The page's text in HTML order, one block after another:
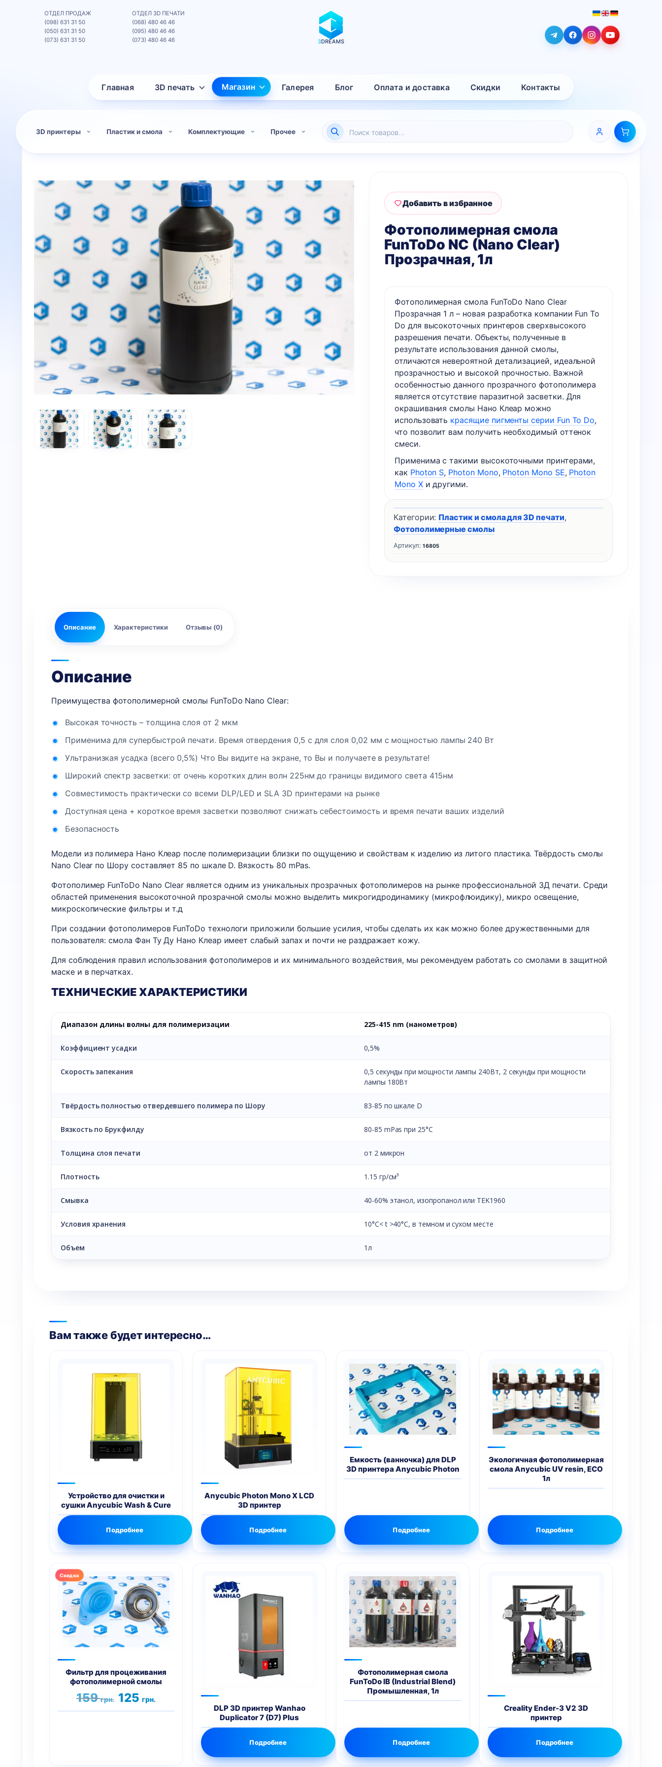
3DREAMS
Главная 3D печать Магазин Галерея Блог Оплата и доставка Скидки Контакты
ОТДЕЛ ПРОДАЖ
(098) 631 31 50
(050) 631 31 50
(073) 631 31 50
ОТДЕЛ 3D ПЕЧАТИ
(068) 480 46 46
(095) 480 46 46
(073) 480 46 46
3D принтеры Пластик и смола Комплектующие Прочее Поиск
Фотополимерная смола
FunToDo NC (Nano Clear)
Прозрачная, 1л
Фотополимерная смола FunToDo Nano Clear
Прозрачная 1 л – новая разработка компании Fun To
Do для высокоточных принтеров сверхвысокого
разрешения печати. Объекты, полученные в
результате использования данной смолы,
отличаются невероятной детализацией, идеальной
прозрачностью и высокой прочностью. Важной
особенностью данного прозрачного фотополимера
является отсутствие паразитной засветки. Для
окрашивания смолы Нано Клеар можно
использовать красящие пигменты серии Fun To Do,
что позволит вам получить необходимый оттенок
смеси.
Применима с такими высокоточными принтерами,
как Photon S, Photon Mono, Photon Mono SE, Photon
Mono Xи другими.
Добавить в избранное
Артикул:16805
Категории: Пластик и смола для 3D печати,
Фотополимерные смолы
Описание Характеристики Отзывы (0)
Описание
Преимущества фотополимерной смолы FunToDo Nano Clear:
Высокая точность – толщина слоя от 2 мкм
Применима для супербыстрой печати. Время отвердения 0,5 с для слоя 0,02 мм с мощностью лампы 240 Вт
Ультранизкая усадка (всего 0,5%) Что Вы видите на экране, то Вы и получаете в результате!
Широкий спектр засветки: от очень коротких длин волн 225нм до границы видимого света 415нм
Совместимость практически со всеми DLP/LED и SLA 3D принтерами на рынке
Доступная цена + короткое время засветки позволяют снижать себестоимость и время печати ваших изделий
Безопасность
Модели из полимера Нано Клеар после полимеризации близки по ощущению и свойствам к изделию из литого пластика. Твёрдость смолы
Nano Clear по Шору составляет 85 по шкале D. Вязкость 80 mPas.
Фотополимер FunToDo Nano Clear является одним из уникальных прозрачных фотополимеров на рынке профессиональной 3Д печати. Среди
областей применения высокоточной прозрачной смолы можно выделить микрогидродинамику (микрофлюидику), микро освещение,
микроскопические фильтры и т.д
При создании фотополимеров FunToDo технологи приложили большие усилия, чтобы сделать их как можно более дружественными для
пользователя: смола Фан Ту Ду Нано Клеар имеет слабый запах и почти не раздражает кожу.
Для соблюдения правил использования фотополимеров и их минимального воздействия, мы рекомендуем работать со смолами в защитной
маске и в перчатках.
ТЕХНИЧЕСКИЕ ХАРАКТЕРИСТИКИ
Диапазон длины волны для полимеризации 225-415 nm (нанометров)
Коэффициент усадки 0,5%
Скорость запекания
0,5 секунды при мощности лампы 240Вт, 2 секунды при мощности
лампы 180Вт
Твёрдость полностью отвердевшего полимера по Шору 83-85 по шкале D
Вязкость по Брукфилду 80-85 mPas при 25°C
Толщина слоя печати от 2 микрон
Плотность 1.15 гр/см³
Смывка 40-60% этанол, изопропанол или TEK1960
Условия хранения 10°C< t >40°C, в темном и сухом месте
Объем 1л
Вам также будет интересно…
Устройство для очистки и
сушки Anycubic Wash & Cure
Подробнее
Anycubic Photon Mono X LCD
3D принтер
Подробнее
Емкость (ванночка) для DLP
3D принтера Anycubic Photon
Подробнее
Экологичная фотополимерная
смола Anycubic UV resin, ECO
1л
Подробнее
Фильтр для процеживания
фотополимерной смолы
159грн. Первоначальная
цена
составляла
125грн.
цена:
125 грн..
DLP 3D принтер Wanhao
Duplicator 7 (D7) Plus
Подробнее
Фотополимерная смола
FunToDo IB (Industrial Blend)
Промышленная, 1л
Подробнее
Creality Ender-3 V2 3D
принтер
Подробнее